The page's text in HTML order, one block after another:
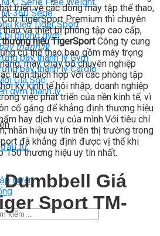
360 Serie
kiện Tiger Sport
bị phòng gym
thanh lý
bày thanh lý Gym
bày thanh lý Cardio
Giá Sốc
gym thanh lý
tư
luyện
triển về các dòng máy tập thể thao,
TigerSport Premium thì chuyên
và thiết bị phòng tập cao cấp,
hiệu TigerSportCông ty cung
cụ thể thao bao gồm máy trọng
máy chạy bộ chuyên nghiệp
luôn thích hợp với các phòng tập
kỳ kinh tế hội nhập, doanh nghiệp
việc phát triển của nền kinh tế, vì
cố gắng để khẳng định thương hiệu
hay dịch vụ của mình.Với tiêu chí
nhãn hiệu uy tín trên thị trường trong
đã khẳng định được vị thế khi
150 thương hiệu uy tín nhất.
Giá
Sport TM-